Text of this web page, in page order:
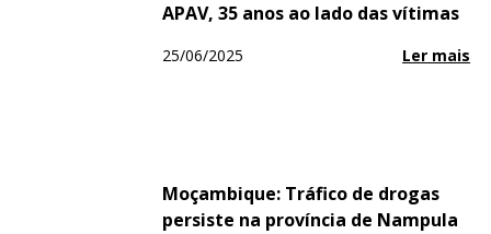
APAV, 35 anos ao lado das vítimas
25/06/2025 Ler mais
Moçambique: Tráfico de drogas
persiste na província de Nampula